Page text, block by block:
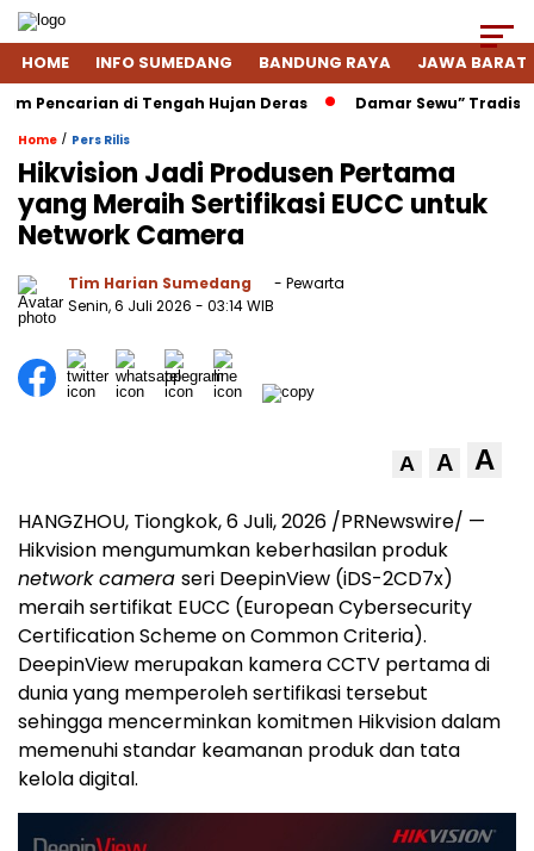
HOME INFO SUMEDANG BANDUNG RAYA JAWA BARAT
di Tengah Hujan Deras Damar Sewu” Tradisi
Home / Pers Rilis
Hikvision Jadi Produsen Pertama
yang Meraih Sertifikasi EUCC untuk
Network Camera
Tim Harian Sumedang
- Pewarta
Senin, 6 Juli 2026 - 03:14 WIB
A A A
HANGZHOU, Tiongkok,6 Juli, 2026 /PRNewswire/ —
Hikvision mengumumkan keberhasilan produk
network camera seri DeepinView (iDS-2CD7x)
meraih sertifikat EUCC (European Cybersecurity
Certification Scheme on Common Criteria).
DeepinView merupakan kamera CCTV pertama di
dunia yang memperoleh sertifikasi tersebut
sehingga mencerminkan komitmen Hikvision dalam
memenuhi standar keamanan produk dan tata
kelola digital.